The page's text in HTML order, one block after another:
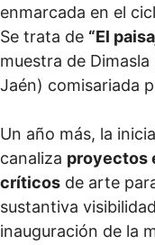
enmarcada en el
Se trata de “El
muestra de
Jaén) comisariada
Un año más, la
canaliza proyectos
críticos de arte
sustantiva
inauguración de la